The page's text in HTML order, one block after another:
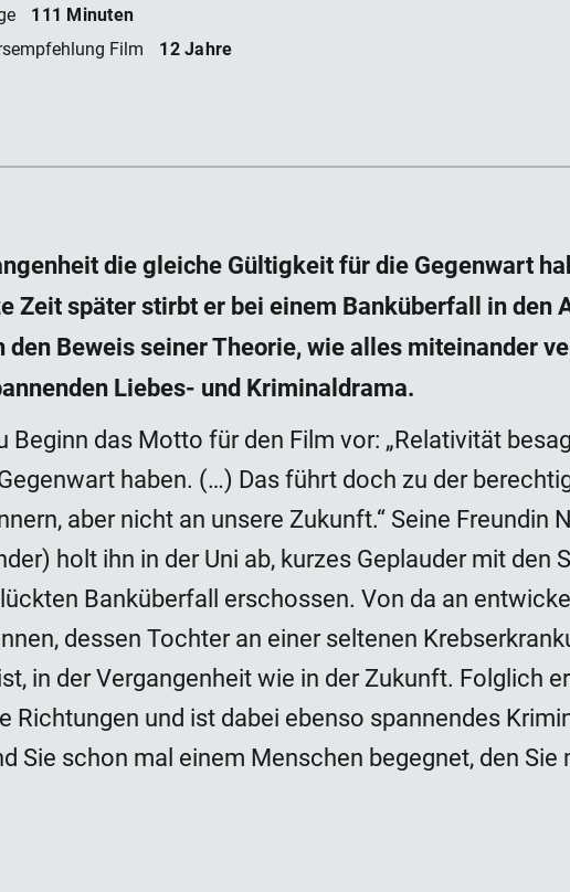
111 Minuten
Film 12 Jahre
die gleiche Gültigkeit für die Gegenwart
Zeit später stirbt er bei einem Banküberfall in den
Beweis seiner Theorie, wie alles miteinander
Liebes- und Kriminaldrama.
das Motto für den Film vor: „Relativität
haben. (…) Das führt doch zu der
aber nicht an unsere Zukunft.“ Seine Freundin
holt ihn in der Uni ab, kurzes Geplauder mit den
Banküberfall erschossen. Von da an
dessen Tochter an einer seltenen
in der Vergangenheit wie in der Zukunft. Folglich
Richtungen und ist dabei ebenso spannendes
Sie schon mal einem Menschen begegnet, den Sie